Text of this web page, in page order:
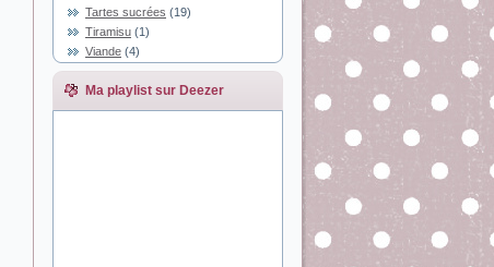
Tartes sucrées (19)
Tiramisu (1)
Viande (4)
Ma playlist sur Deezer